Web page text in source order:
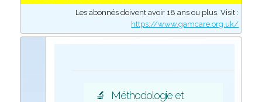
Les abonnés doivent avoir 18 ans ou plus. Visit :
https://www.gamcare.org.uk/
🔬
Méthodologie et